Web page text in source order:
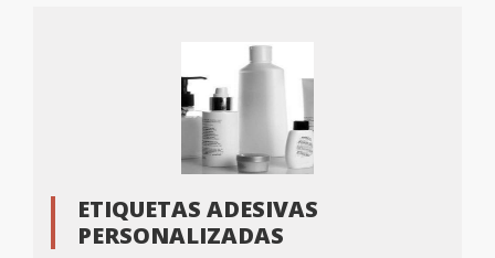
ETIQUETAS ADESIVAS
PERSONALIZADAS